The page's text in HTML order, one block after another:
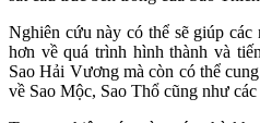
Nghiên cứu này có thể sẽ giúp
hơn về quá trình hình thành và
Sao Hải Vương mà còn có thể
về Sao Mộc, Sao Thổ cũng như